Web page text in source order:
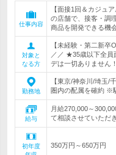
仕事内容
【面接1回＆カジュ
の店舗で、接客・調
商品を開発できる機
対象と
なる方
【未経験・第二新卒
／／ ★35歳以下全
デは一切ありません！
勤務地
【東京/神奈川/埼玉/
圏内の配属を確約 ※
給与
月給270,000～
て相談させていただ
初年度
350万円～650万円